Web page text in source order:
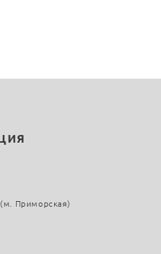
(м. Приморская)